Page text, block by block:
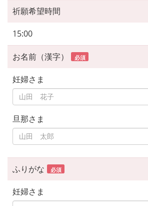
祈願希望時間
15:00
お名前（漢字） 必須
妊婦さま
旦那さま
ふりがな 必須
妊婦さま